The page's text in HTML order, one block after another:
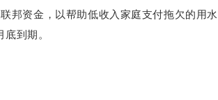
邦资金，以帮助低收入家庭支付拖欠的用水
到期。